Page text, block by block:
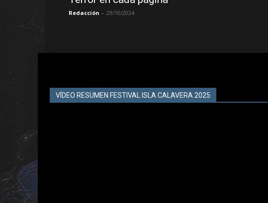
Redacción - 29/10/2024
VÍDEO RESUMEN FESTIVAL ISLA CALAVERA 2025